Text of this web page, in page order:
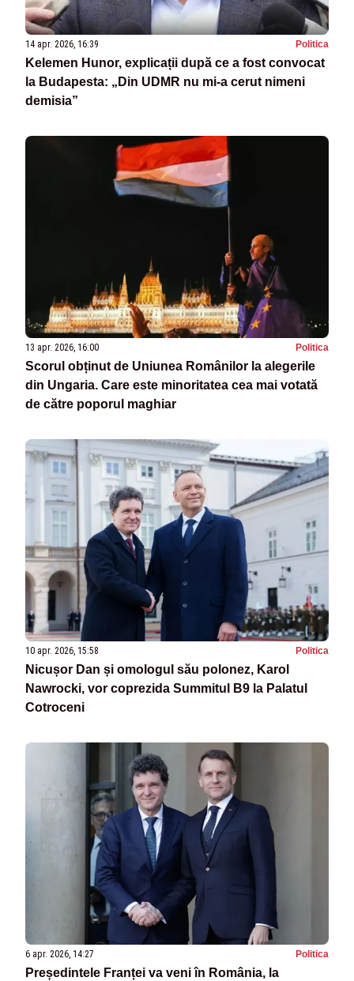
14 apr. 2026, 16:39 Politica
Kelemen Hunor, explicații după ce a fost convocat
la Budapesta: „Din UDMR nu mi-a cerut nimeni
demisia”
13 apr. 2026, 16:00 Politica
Scorul obținut de Uniunea Românilor la alegerile
din Ungaria. Care este minoritatea cea mai votată
de către poporul maghiar
10 apr. 2026, 15:58 Politica
Nicușor Dan și omologul său polonez, Karol
Nawrocki, vor coprezida Summitul B9 la Palatul
Cotroceni
6 apr. 2026, 14:27 Politica
Președintele Franței va veni în România, la